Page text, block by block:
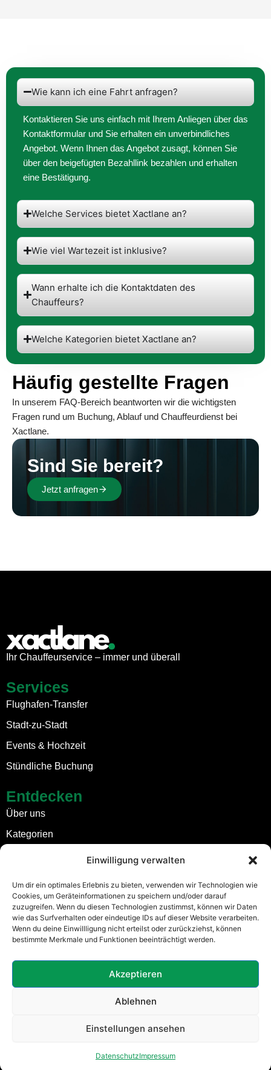
Einwilligung verwalten
Um dir ein optimales Erlebnis zu bieten, verwenden wir Technologien wie
Cookies, um Geräteinformationen zu speichern und/oder darauf
zuzugreifen. Wenn du diesen Technologien zustimmst, können wir Daten
wie das Surfverhalten oder eindeutige IDs auf dieser Website verarbeiten.
Wenn du deine Einwillligung nicht erteilst oder zurückziehst, können
bestimmte Merkmale und Funktionen beeinträchtigt werden.
Akzeptieren
Ablehnen
Einstellungen ansehen
DatenschutzImpressum
Wie kann ich eine Fahrt anfragen?
Kontaktieren Sie uns einfach mit Ihrem Anliegen über das
Kontaktformular und Sie erhalten ein unverbindliches
Angebot. Wenn Ihnen das Angebot zusagt, können Sie
über den beigefügten Bezahllink bezahlen und erhalten
eine Bestätigung.
Welche Services bietet Xactlane an?
Wie viel Wartezeit ist inklusive?
Wann erhalte ich die Kontaktdaten des
Chauffeurs?
Welche Kategorien bietet Xactlane an?
Häufig gestellte Fragen
In unserem FAQ-Bereich beantworten wir die wichtigsten
Fragen rund um Buchung, Ablauf und Chauffeurdienst bei
Xactlane.
Sind Sie bereit?
Jetzt anfragen
Ihr Chauffeurservice – immer und überall
Services
Flughafen-Transfer
Stadt-zu-Stadt
Events & Hochzeit
Stündliche Buchung
Entdecken
Über uns
Kategorien
Stadt-Zu-Stadt-Fahrten
Rechtliches
Impressum
Allgemeine Geschäftsbedingungen
Datenschutz
xactlane.All Right